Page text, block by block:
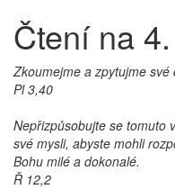
Čtení na
Zkoumejme a zpytujme své
Pl 3,40
Nepřizpůsobujte se tomuto
své mysli, abyste mohli
Bohu milé a dokonalé.
Ř 12,2